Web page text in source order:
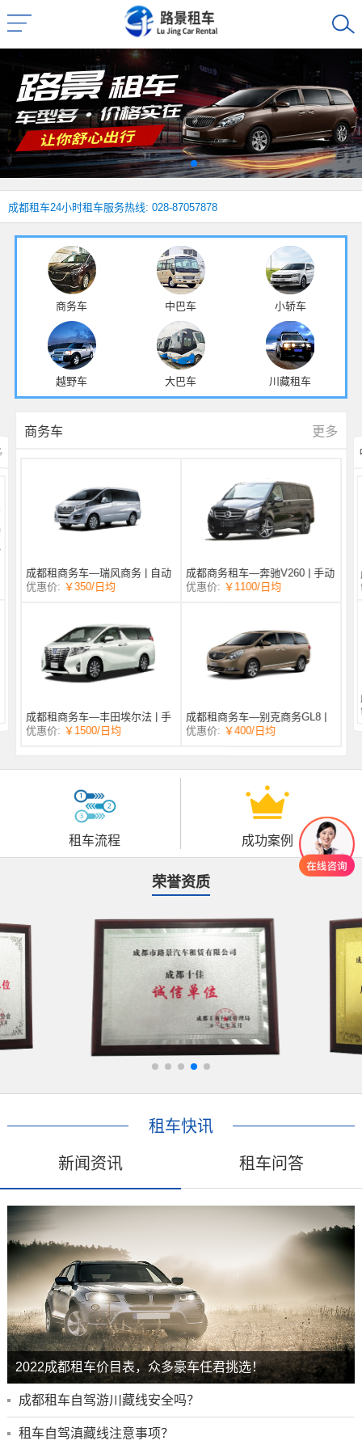
成都租车24小时租车服务热线: 028-87057878
商务车 中巴车 小轿车
越野车 大巴车 川藏租车
商务车 更多
成都租商务车—瑞风商务 | 自动
挡 | 7座
优惠价: ￥350/日均
成都商务租车—奔驰V260 | 手动
挡 |
优惠价: ￥1100/日均
成都租商务车—丰田埃尔法 | 手
自一体 |
优惠价: ￥1500/日均
成都租商务车—别克商务GL8 |
自动挡 | 7座
优惠价: ￥400/日均
租车流程 成功案例
荣誉资质
租车快讯
新闻资讯 租车问答
2022成都租车价目表，众多豪车任君挑选！
成都租车自驾游川藏线安全吗？
租车自驾滇藏线注意事项？